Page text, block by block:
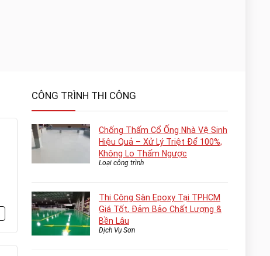
CÔNG TRÌNH THI CÔNG
Chống Thấm Cổ Ống Nhà Vệ Sinh
Hiệu Quả – Xử Lý Triệt Để 100%,
Không Lo Thấm Ngược
Loại công trình
Thi Công Sàn Epoxy Tại TPHCM
Giá Tốt, Đảm Bảo Chất Lượng &
Bền Lâu
Dịch Vụ Sơn